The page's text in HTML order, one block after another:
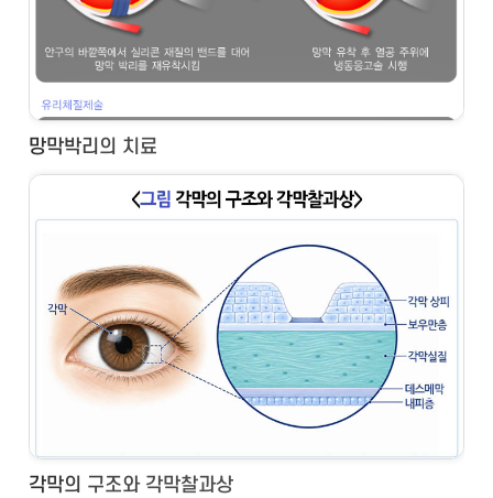
망막박리의 치료
각막의 구조와 각막찰과상